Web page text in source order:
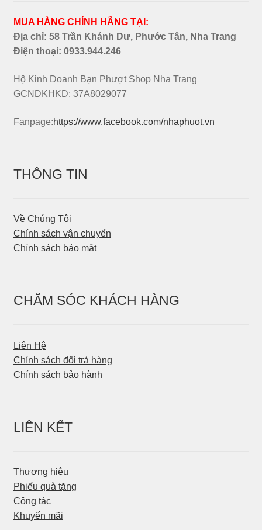
MUA HÀNG CHÍNH HÃNG TẠI:
Địa chỉ: 58 Trần Khánh Dư, Phước Tân, Nha Trang
Điện thoại: 0933.944.246
Hộ Kinh Doanh Bạn Phượt Shop Nha Trang
GCNDKHKD: 37A8029077
Fanpage:https://www.facebook.com/nhaphuot.vn
THÔNG TIN
Về Chúng Tôi
Chính sách vận chuyển
Chính sách bảo mật
CHĂM SÓC KHÁCH HÀNG
Liên Hệ
Chính sách đổi trả hàng
Chính sách bảo hành
LIÊN KẾT
Thương hiệu
Phiếu quà tặng
Cộng tác
Khuyến mãi